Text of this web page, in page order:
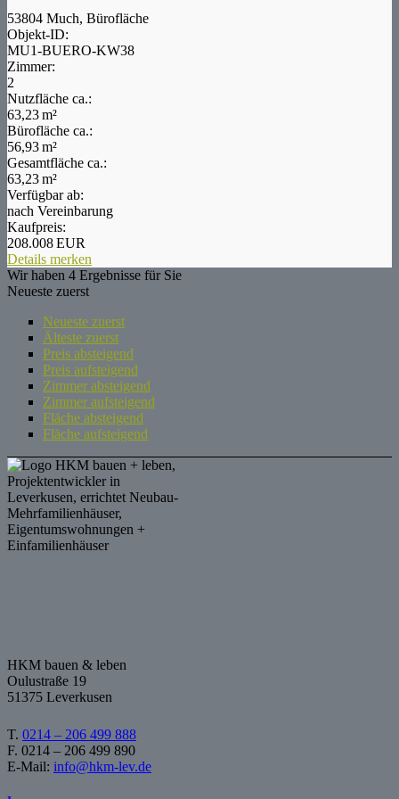
53804 Much, Bürofläche
Objekt-ID:
MU1-BUERO-KW38
Zimmer:
2
Nutzfläche ca.:
63,23 m²
Bürofläche ca.:
56,93 m²
Gesamtfläche ca.:
63,23 m²
Verfügbar ab:
nach Vereinbarung
Kaufpreis:
208.008 EUR
Details merken
Wir haben 4 Ergebnisse für Sie
Neueste zuerst
Neueste zuerst
Älteste zuerst
Preis absteigend
Preis aufsteigend
Zimmer absteigend
Zimmer aufsteigend
Fläche absteigend
Fläche aufsteigend
HKM bauen & leben
Oulustraße 19
51375 Leverkusen
T. 0214 – 206 499 888
F. 0214 – 206 499 890
E-Mail: info@hkm-lev.de